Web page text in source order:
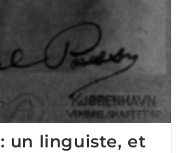
un linguiste, et